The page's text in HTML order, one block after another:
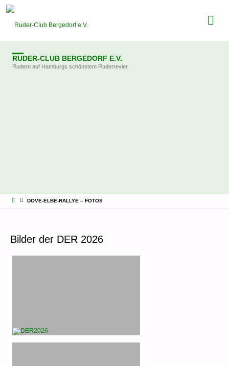
RUDER-CLUB BERGEDORF E.V.
Rudern auf Hamburgs schönstem Ruderrevier
STARTSEITE
DOVE-ELBE-RALLYE – FOTOS
Bilder der DER 2026